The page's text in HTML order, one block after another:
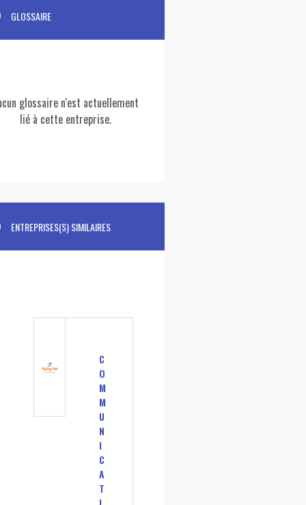
GLOSSAIRE
glossaire n'est actuellement
lié à cette entreprise.
ENTREPRISES(S) SIMILAIRES
C
O
M
M
U
N
I
C
A
T